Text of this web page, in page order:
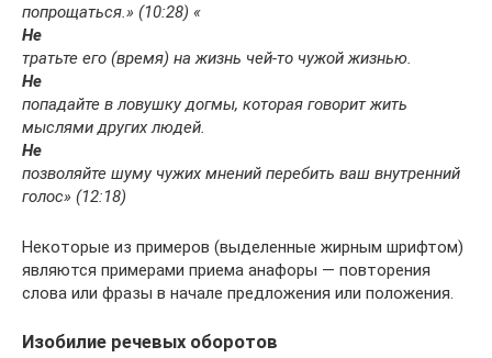
попрощаться.» (10:28) «
Не
тратьте его (время) на жизнь чей-то чужой жизнью.
Не
попадайте в ловушку догмы, которая говорит жить
мыслями других людей.
Не
позволяйте шуму чужих мнений перебить ваш внутренний
голос» (12:18)
Некоторые из примеров (выделенные жирным шрифтом)
являются примерами приема анафоры — повторения
слова или фразы в начале предложения или положения.
Изобилие речевых оборотов